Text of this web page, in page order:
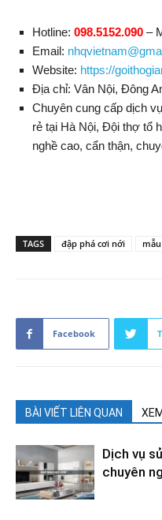
Hotline: 098.5152.090 –
Email:
Website: https://
Địa chỉ: Vân Nội, Đông
Chuyên cung cấp dịch
rẻ tại Hà Nội, Đội thợ tổ
nghề cao, cẩn thận,
TAGS đập phá cơi nới
Facebook
BÀI VIẾT LIÊN QUAN
Dịch vụ
chuyên